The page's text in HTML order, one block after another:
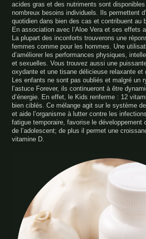
acides gras et des nutriments sont
nombreux besoins individuels. Ils permettent
quotidien dans bien des cas et contribuent au
En association avec l’Aloe Vera et ses effets
La plupart des inconforts trouverons une
femmes comme pour les hommes. Une
d’améliorer les performances physiques,
et sexuelles. Vous trouvez aussi une
oxydante et une tisane délicieuse relaxante et
Les enfants ne sont pas oubliés et malgré un
l’astuce Forever, ils continueront à être
d’énergie. En effet, le Kids renferme : 12
bien ciblés. Ce mélange agit sur le système
et aide l’organisme à lutter contre les
fatigue temporaire, favorise le développement
de l’adolescent; de plus il permet une
vitamine D.